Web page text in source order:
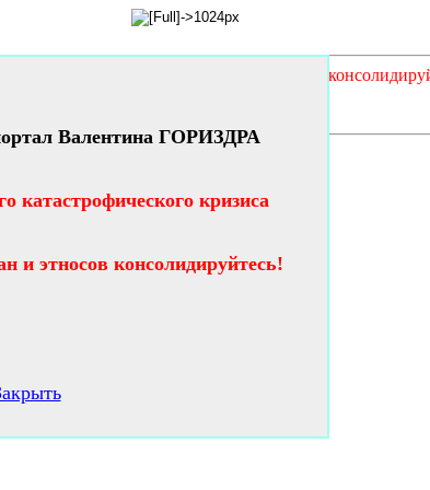
таланты и гении всех стран и этносов
Валентина ГОРИЗДРА
катастрофического кризиса
и этносов консолидируйтесь!